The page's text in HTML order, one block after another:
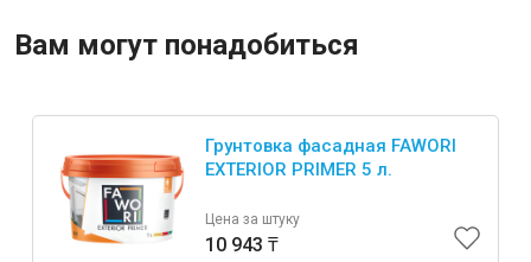
Вам могут понадобиться
Грунтовка фасадная FAWORI
EXTERIOR PRIMER 5 л.
Цена за штуку
10 943 ₸
Крепежи
Анкеры
Монтажные ленты
Канаты, шнуры